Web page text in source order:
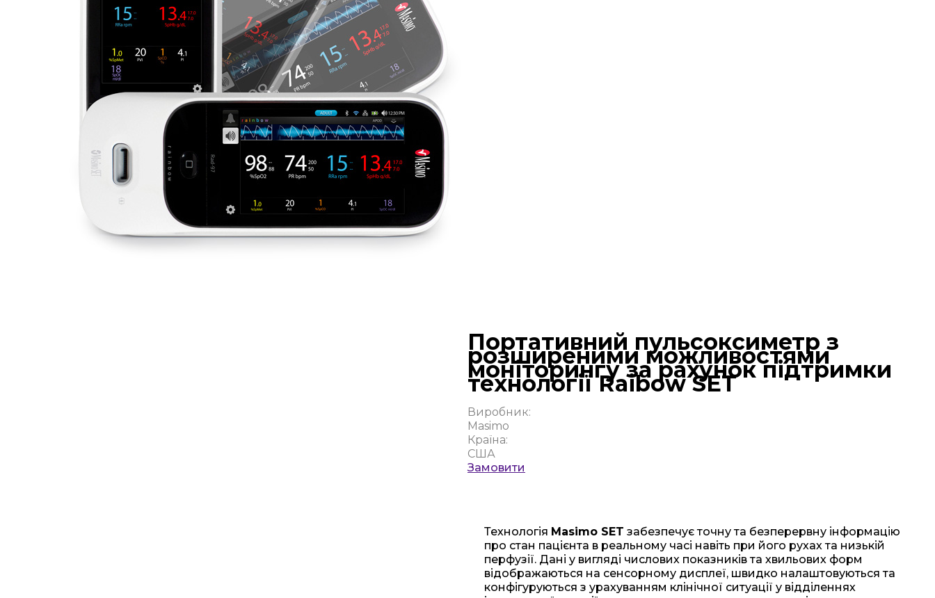
Портативний пульсоксиметр з
розширеними можливостями
моніторингу за рахунок підтримки
технології Raibow SET
Виробник:
Masimo
Країна:
США
Замовити
Технологія Masimo SET забезпечує точну та безперервну інформацію
про стан пацієнта в реальному часі навіть при його рухах та низькій
перфузії. Дані у вигляді числових показників та хвильових форм
відображаються на сенсорному дисплеї, швидко налаштовуються та
конфігуруються з урахуванням клінічної ситуації у відділеннях